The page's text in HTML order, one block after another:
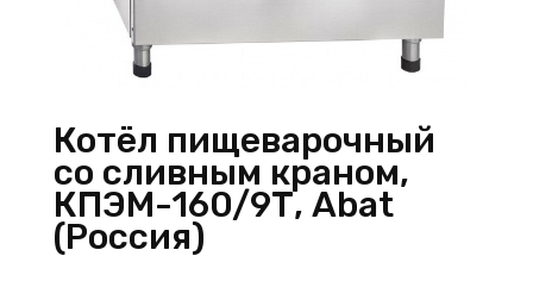
Котёл пищеварочный
со сливным краном,
КПЭМ-160/9Т, Abat
(Россия)